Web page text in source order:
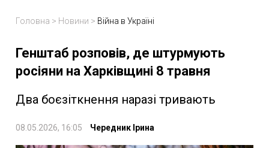
Головна > Новини > Війна в Україні
Генштаб розповів, де штурмують
росіяни на Харківщині 8 травня
Два боєзіткнення наразі тривають
08.05.2026, 16:05 Чередник Ірина